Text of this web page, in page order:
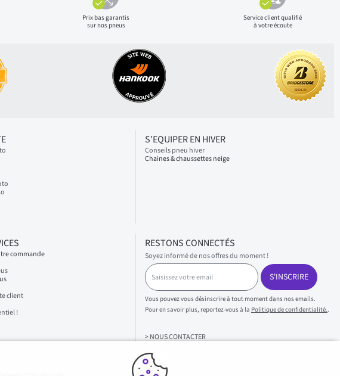
Prix basgarantis
sur nos pneus
Service client qualifié
à votre écoute
S'EQUIPER EN HIVER
Conseils pneu hiver
Chaines & chaussettes neige
commande
client
!
RESTONS CONNECTÉS
Soyez informé de nos offres du moment !
S
a
s
i
s
e
z
v
S'INSCRIRE
Vous pouvez vous désinscrire à tout moment dans nos emails.
Pour en savoir plus, reportez-vous à la Politique de confidentialité..
> NOUS CONTACTER